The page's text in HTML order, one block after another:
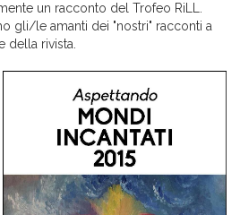
un racconto del Trofeo RiLL.
gli/le amanti dei "nostri" racconti a
della rivista.